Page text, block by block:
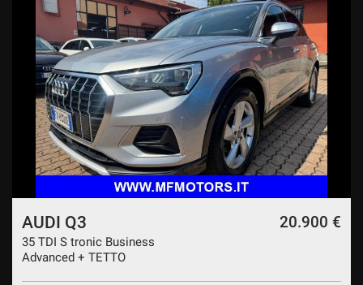
AUDI Q3
35 TDI S tronic Business
Advanced + TETTO
20.900 €